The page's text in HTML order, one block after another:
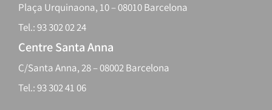
Plaça Urquinaona, 10 – 08010 Barcelona
Tel.: 93 302 02 24
Centre Santa Anna
C/Santa Anna, 28 – 08002 Barcelona
Tel.: 93 302 41 06